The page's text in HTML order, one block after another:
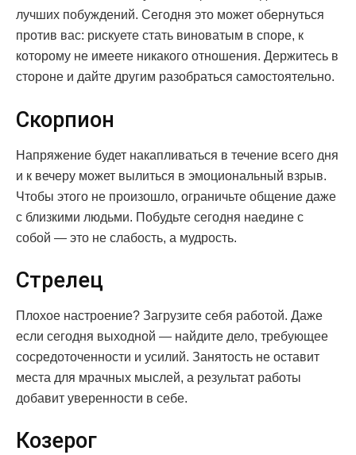
лучших побуждений. Сегодня это может обернуться
против вас: рискуете стать виноватым в споре, к
которому не имеете никакого отношения. Держитесь в
стороне и дайте другим разобраться самостоятельно.
Скорпион
Напряжение будет накапливаться в течение всего дня
и к вечеру может вылиться в эмоциональный взрыв.
Чтобы этого не произошло, ограничьте общение даже
с близкими людьми. Побудьте сегодня наедине с
собой — это не слабость, а мудрость.
Стрелец
Плохое настроение? Загрузите себя работой. Даже
если сегодня выходной — найдите дело, требующее
сосредоточенности и усилий. Занятость не оставит
места для мрачных мыслей, а результат работы
добавит уверенности в себе.
Козерог